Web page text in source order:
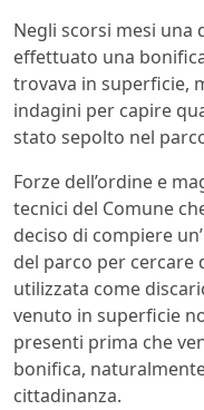
Negli scorsi mesi una
effettuato una
trovava in superficie,
indagini per capire
stato sepolto nel
Forze dell’ordine e
tecnici del Comune
deciso di compiere
del parco per cercare
utilizzata come
venuto in superficie
presenti prima che
bonifica,
cittadinanza.